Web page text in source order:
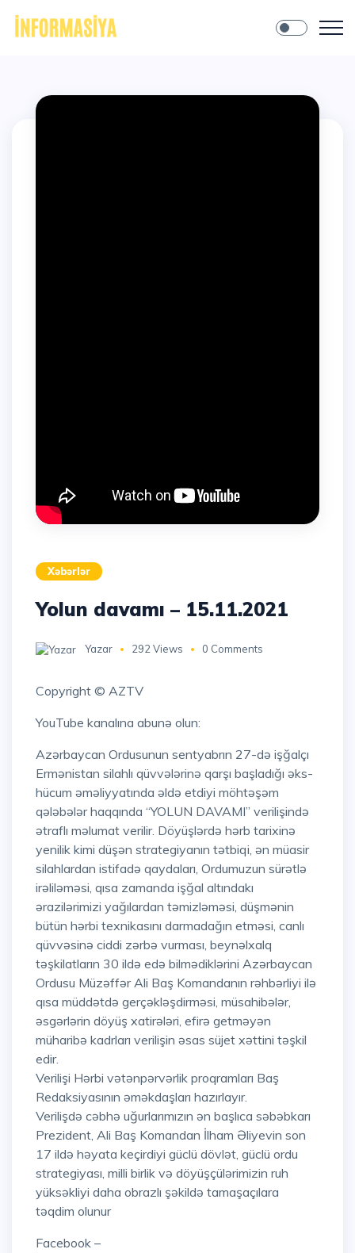
Xəbərlər
Yolun davamı – 15.11.2021
Yazar 292 Views 0 Comments
Copyright © AZTV
YouTube kanalına abunə olun:
Azərbaycan Ordusunun sentyabrın 27-də işğalçı
Ermənistan silahlı qüvvələrinə qarşı başladığı əks-
hücum əməliyyatında əldə etdiyi möhtəşəm
qələbələr haqqında “YOLUN DAVAMI” verilişində
ətraflı məlumat verilir. Döyüşlərdə hərb tarixinə
yenilik kimi düşən strategiyanın tətbiqi, ən müasir
silahlardan istifadə qaydaları, Ordumuzun sürətlə
irəliləməsi, qısa zamanda işğal altındakı
ərazilərimizi yağılardan təmizləməsi, düşmənin
bütün hərbi texnikasını darmadağın etməsi, canlı
qüvvəsinə ciddi zərbə vurması, beynəlxalq
təşkilatların 30 ildə edə bilmədiklərini Azərbaycan
Ordusu Müzəffər Ali Baş Komandanın rəhbərliyi ilə
qısa müddətdə gerçəkləşdirməsi, müsahibələr,
əsgərlərin döyüş xatirələri, efirə getməyən
müharibə kadrları verilişin əsas süjet xəttini təşkil
edir.
Verilişi Hərbi vətənpərvərlik proqramları Baş
Redaksiyasının əməkdaşları hazırlayır.
Verilişdə cəbhə uğurlarımızın ən başlıca səbəbkarı
Prezident, Ali Baş Komandan İlham Əliyevin son
17 ildə həyata keçirdiyi güclü dövlət, güclü ordu
strategiyası, milli birlik və döyüşçülərimizin ruh
yüksəkliyi daha obrazlı şəkildə tamaşaçılara
təqdim olunur
Facebook –